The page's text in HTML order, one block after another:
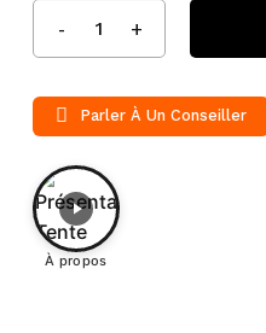
Parler À Un Conseiller
À propos